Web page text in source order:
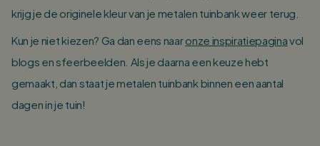
krijg je de originele kleur van je metalen tuinbank weer terug.
Kun je niet kiezen? Ga dan eens naaronze inspiratiepaginavol
blogs en sfeerbeelden. Als je daarna een keuze hebt
gemaakt, dan staat je metalen tuinbank binnen een aantal
dagen in je tuin!